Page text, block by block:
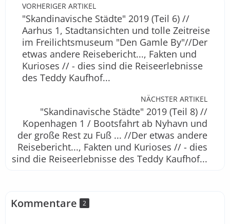
VORHERIGER ARTIKEL
"Skandinavische Städte" 2019 (Teil 6) //
Aarhus 1, Stadtansichten und tolle Zeitreise
im Freilichtsmuseum "Den Gamle By"//Der
etwas andere Reisebericht..., Fakten und
Kurioses // - dies sind die Reiseerlebnisse
des Teddy Kaufhof...
NÄCHSTER ARTIKEL
"Skandinavische Städte" 2019 (Teil 8) //
Kopenhagen 1 / Bootsfahrt ab Nyhavn und
der große Rest zu Fuß ... //Der etwas andere
Reisebericht..., Fakten und Kurioses // - dies
sind die Reiseerlebnisse des Teddy Kaufhof...
Kommentare 2